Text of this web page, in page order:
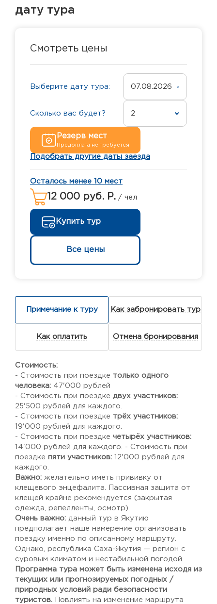
дату тура
Смотреть цены
Выберите дату тура: 07.08.2026
Сколько вас будет? 2
Резерв мест
Предоплата не требуется
Подобрать другие даты заезда
Осталось менее 10 мест
12 000 руб. Р. / чел
Купить тур
Все цены
Примечание к туру Как забронировать тур
Как оплатить Отмена бронирования
Стоимость:
- Стоимость при поездке только одного
человека: 47'000 рублей
- Стоимость при поездке двух участников:
25'500 рублей для каждого.
- Стоимость при поездке трёх участников:
19'000 рублей для каждого.
- Стоимость при поездке четырёх участников:
14'000 рублей для каждого. - Стоимость при
поездке пяти участников: 12'000 рублей для
каждого.
Важно: желательно иметь прививку от
клещевого энцефалита. Пассивная защита от
клещей крайне рекомендуется (закрытая
одежда, репелленты, осмотр).
Очень важно: данный тур в Якутию
предполагает наше намерение организовать
поездку именно по описанному маршруту.
Однако, республика Саха-Якутия — регион с
суровым климатом и нестабильной погодой.
Программа тура может быть изменена исходя из
текущих или прогнозируемых погодных /
природных условий ради безопасности
туристов. Повлиять на изменение маршрута